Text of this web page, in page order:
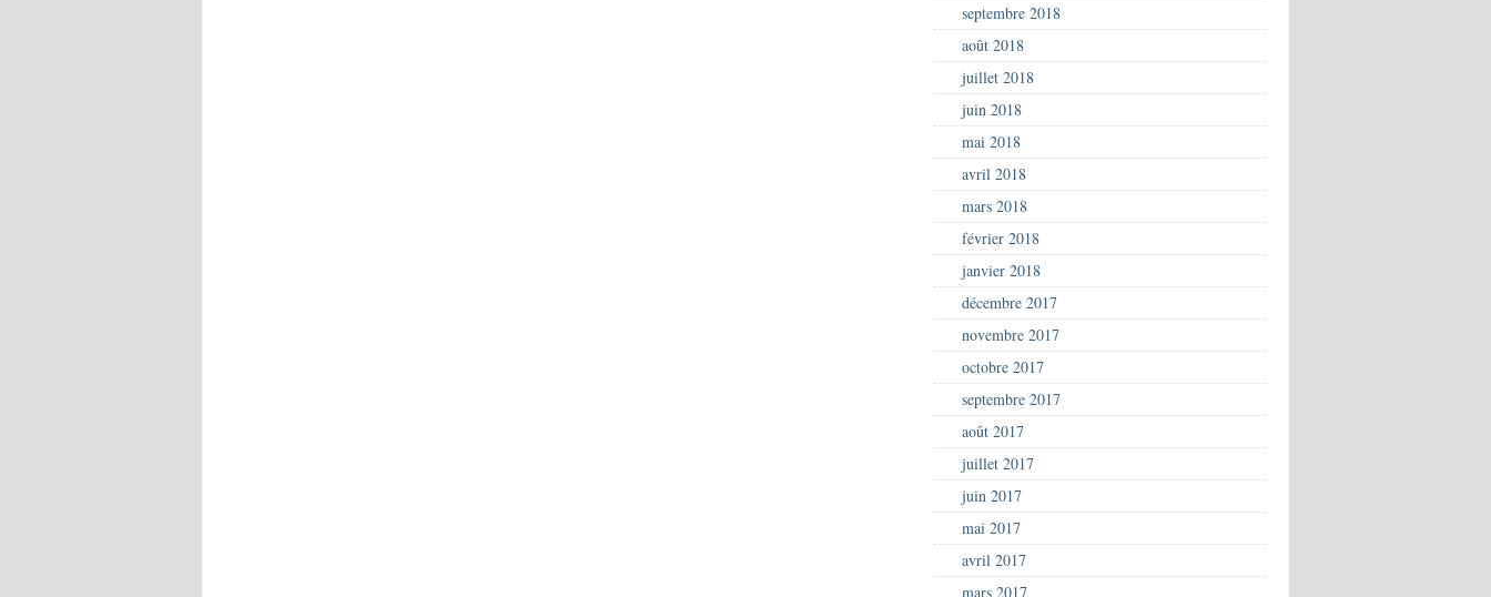
septembre 2018
août 2018
juillet 2018
juin 2018
mai 2018
avril 2018
mars 2018
février 2018
janvier 2018
décembre 2017
novembre 2017
octobre 2017
septembre 2017
août 2017
juillet 2017
juin 2017
mai 2017
avril 2017
mars 2017